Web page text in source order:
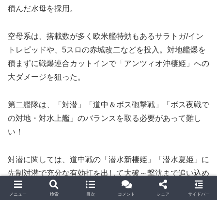
積んだ水母を採用。
空母系は、搭載数が多く欧米艦特効もあるサラトガ/イン
トレピッドや、5スロの赤城改二などを投入。対地艦爆を
積まずに戦爆連合カットインで「アンツィオ沖棲姫」への
大ダメージを狙った。
第二艦隊は、「対潜」「道中＆ボス砲撃戦」「ボス夜戦で
の対地・対水上艦」のバランスを取る必要があって難し
い！
対潜に関しては、道中戦の「潜水新棲姫」「潜水夏姫」に
先制対潜で充分な有効打を出して大破～撃沈まで追い込め
るように、最低でも「対潜装備×3スロ」以上の対潜要員
メニュー 検索 目次 コメント シェア サイドバー